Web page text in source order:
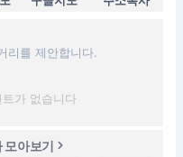
리를 제안합니다.
가 없습니다
모아보기